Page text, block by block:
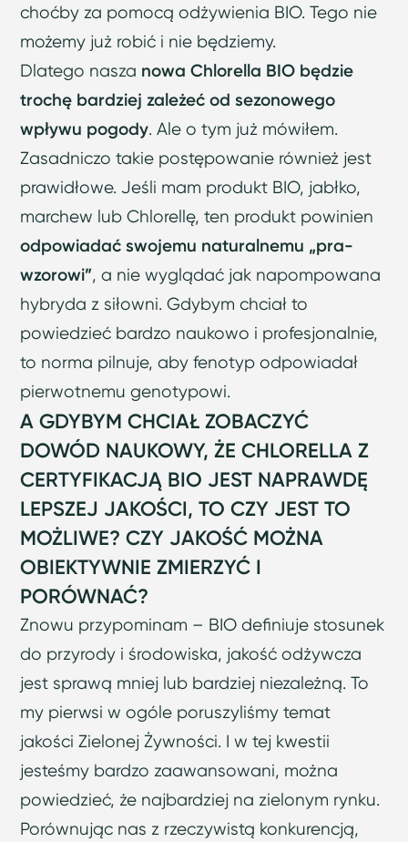
choćby za pomocą odżywienia BIO. Tego nie
możemy już robić i nie będziemy.
Dlatego nasza nowa Chlorella BIO będzie
trochę bardziej zależeć od sezonowego
wpływu pogody. Ale o tym już mówiłem.
Zasadniczo takie postępowanie również jest
prawidłowe. Jeśli mam produkt BIO, jabłko,
marchew lub Chlorellę, ten produkt powinien
odpowiadać swojemu naturalnemu „pra-
wzorowi”, a nie wyglądać jak napompowana
hybryda z siłowni. Gdybym chciał to
powiedzieć bardzo naukowo i profesjonalnie,
to norma pilnuje, aby fenotyp odpowiadał
pierwotnemu genotypowi.
A GDYBYM CHCIAŁ ZOBACZYĆ
DOWÓD NAUKOWY, ŻE CHLORELLA Z
CERTYFIKACJĄ BIO JEST NAPRAWDĘ
LEPSZEJ JAKOŚCI, TO CZY JEST TO
MOŻLIWE? CZY JAKOŚĆ MOŻNA
OBIEKTYWNIE ZMIERZYĆ I
PORÓWNAĆ?
Znowu przypominam – BIO definiuje stosunek
do przyrody i środowiska, jakość odżywcza
jest sprawą mniej lub bardziej niezależną. To
my pierwsi w ogóle poruszyliśmy temat
jakości Zielonej Żywności. I w tej kwestii
jesteśmy bardzo zaawansowani, można
powiedzieć, że najbardziej na zielonym rynku.
Porównując nas z rzeczywistą konkurencją,